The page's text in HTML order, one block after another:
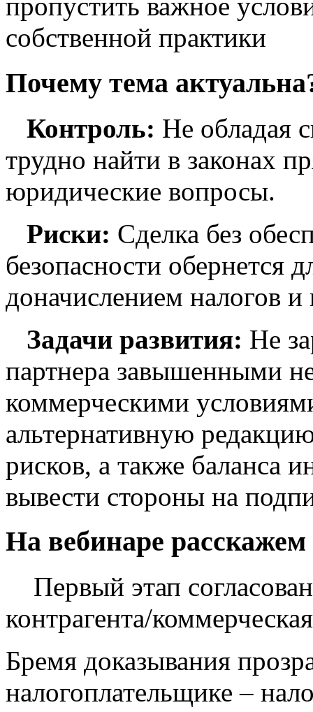
пропустить важное
собственной практики
Почему тема
Контроль: Не обладая
трудно найти в законах
юридические вопросы.
Риски: Сделка без
безопасности обернется
доначислением налогов
Задачи развития: Не
партнера завышенными
коммерческими
альтернативную
рисков, а также баланса
вывести стороны на
На вебинаре расскажем
Первый этап
контрагента/
Бремя доказывания
налогоплательщике –